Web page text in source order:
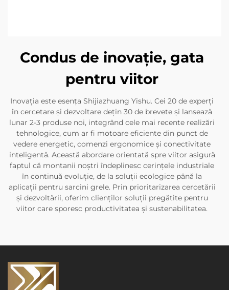
Condus de inovație, gata
pentru viitor
Inovația este esența Shijiazhuang Yishu. Cei 20 de experți
în cercetare și dezvoltare dețin 30 de brevete și lansează
lunar 2-3 produse noi, integrând cele mai recente realizări
tehnologice, cum ar fi motoare eficiente din punct de
vedere energetic, comenzi ergonomice și conectivitate
inteligentă. Această abordare orientată spre viitor asigură
faptul că montanii noștri îndeplinesc cerințele industriale
în continuă evoluție, de la soluții ecologice până la
aplicații pentru sarcini grele. Prin prioritarizarea cercetării
și dezvoltării, oferim clienților soluții pregătite pentru
viitor care sporesc productivitatea și sustenabilitatea.